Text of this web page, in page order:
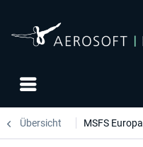
Übersicht MSFS Europa